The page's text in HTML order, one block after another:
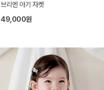
브리엔 아기 자켓
49,000원